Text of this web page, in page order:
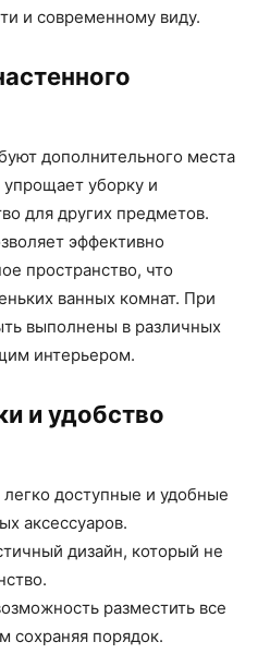
и современному виду.
дополнительного места
упрощает уборку и
для других предметов.
эффективно
пространство, что
ванных комнат. При
выполнены в различных
интерьером.
и удобство
доступные и удобные
аксессуаров.
дизайн, который не
разместить все
сохраняя порядок.